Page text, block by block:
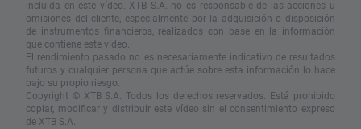
incluida en este vídeo. XTB S.A. no es responsable de las acciones u
omisiones del cliente, especialmente por la adquisición o disposición
de instrumentos financieros, realizados con base en la información
que contiene este vídeo.
El rendimiento pasado no es necesariamente indicativo de resultados
futuros y cualquier persona que actúe sobre esta información lo hace
bajo su propio riesgo.
Copyright © XTB S.A. Todos los derechos reservados. Está prohibido
copiar, modificar y distribuir este vídeo sin el consentimiento expreso
de XTB S.A.